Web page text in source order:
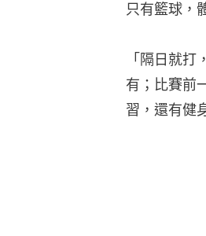
只有籃球，
「隔日就
有；比賽前
習，還有健